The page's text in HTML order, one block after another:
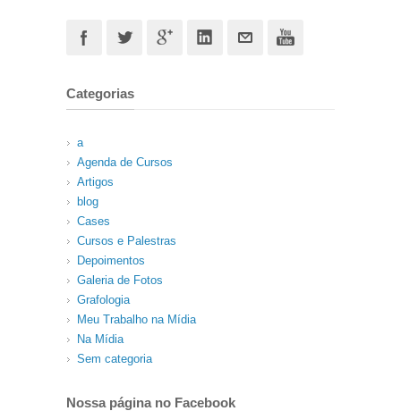
Categorias
a
Agenda de Cursos
Artigos
blog
Cases
Cursos e Palestras
Depoimentos
Galeria de Fotos
Grafologia
Meu Trabalho na Mídia
Na Mídia
Sem categoria
Nossa página no Facebook